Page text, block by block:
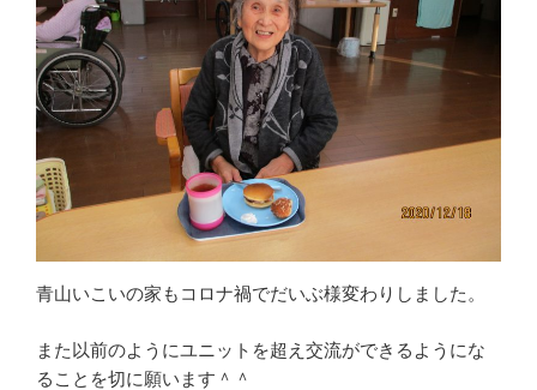
青山いこいの家もコロナ禍でだいぶ様変わりしました。
また以前のようにユニットを超え交流ができるようにな
ることを切に願います＾＾